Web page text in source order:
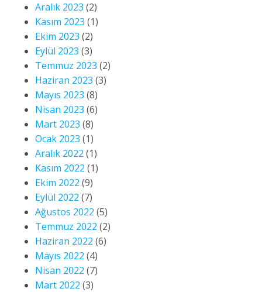
Aralık 2023 (2)
Kasım 2023 (1)
Ekim 2023 (2)
Eylül 2023 (3)
Temmuz 2023 (2)
Haziran 2023 (3)
Mayıs 2023 (8)
Nisan 2023 (6)
Mart 2023 (8)
Ocak 2023 (1)
Aralık 2022 (1)
Kasım 2022 (1)
Ekim 2022 (9)
Eylül 2022 (7)
Ağustos 2022 (5)
Temmuz 2022 (2)
Haziran 2022 (6)
Mayıs 2022 (4)
Nisan 2022 (7)
Mart 2022 (3)